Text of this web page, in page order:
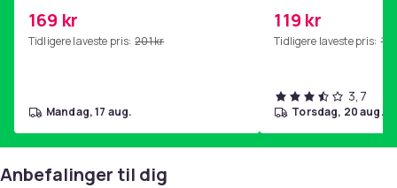
hjemmegymnastikk Pink
169 kr
Tidligere laveste pris: 201 kr
mandag, 17 aug.
119 kr
Tidligere laveste pris:
3,7
torsdag, 20 aug.
Anbefalinger til dig